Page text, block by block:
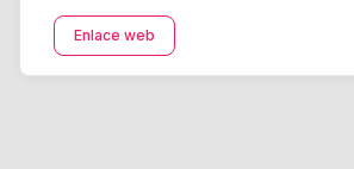
Enlace web